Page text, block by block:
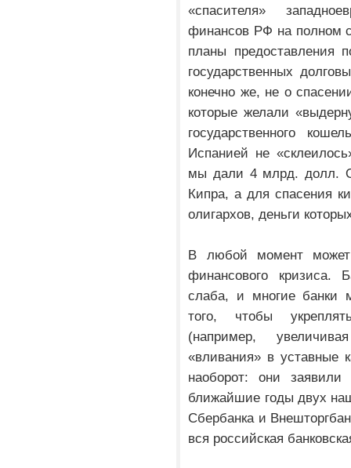
«спасителя»
финансов РФ на полном
планы предоставления
государственных
конечно же, не о
которые желали
государственного
Испанией не
мы дали 4 млрд. долл.
Кипра, а для спасения
олигархов, деньги
В любой момент может
финансового кризиса.
слаба, и многие банки
того, чтобы
(например,
«вливания» в уставные
наоборот: они
ближайшие годы двух
Сбербанка и
вся российская